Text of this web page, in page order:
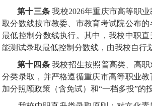
第十三条 我校2026年重庆市高等职
取分数线按市教委、市教育考试院公布
最低控制分数线执行。其中，我校中职
能测试录取最低控制分数线，由我校自行
第十四条我校招生按照普高类、高
分类录取，并严格遵循重庆市高等职业
加分照顾政策（含免试）和“一档多投”的